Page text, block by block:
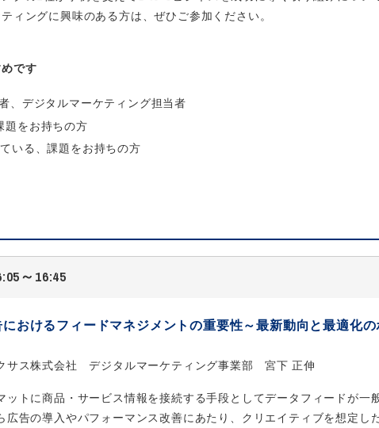
ィングに興味のある方は、ぜひご参加ください。
です
、デジタルマーケティング担当者
題をお持ちの方
いる、課題をお持ちの方
～16:45
おけるフィードマネジメントの重要性～最新動向と最適化
サス株式会社 デジタルマーケティング事業部 宮下 正伸
ットに商品・サービス情報を接続する手段としてデータフィードが一
広告の導入やパフォーマンス改善にあたり、クリエイティブを想定し